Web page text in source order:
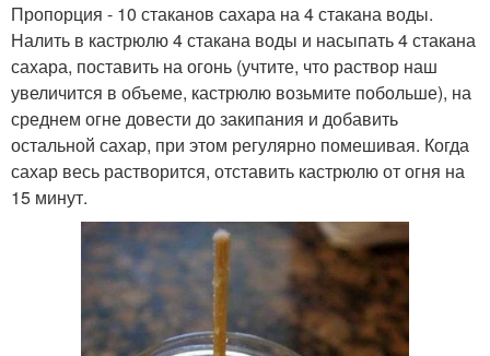
Пропорция - 10 стаканов сахара на 4 стакана воды.
Налить в кастрюлю 4 стакана воды и насыпать 4 стакана
сахара, поставить на огонь (учтите, что раствор наш
увеличится в объеме, кастрюлю возьмите побольше), на
среднем огне довести до закипания и добавить
остальной сахар, при этом регулярно помешивая. Когда
сахар весь растворится, отставить кастрюлю от огня на
15 минут.